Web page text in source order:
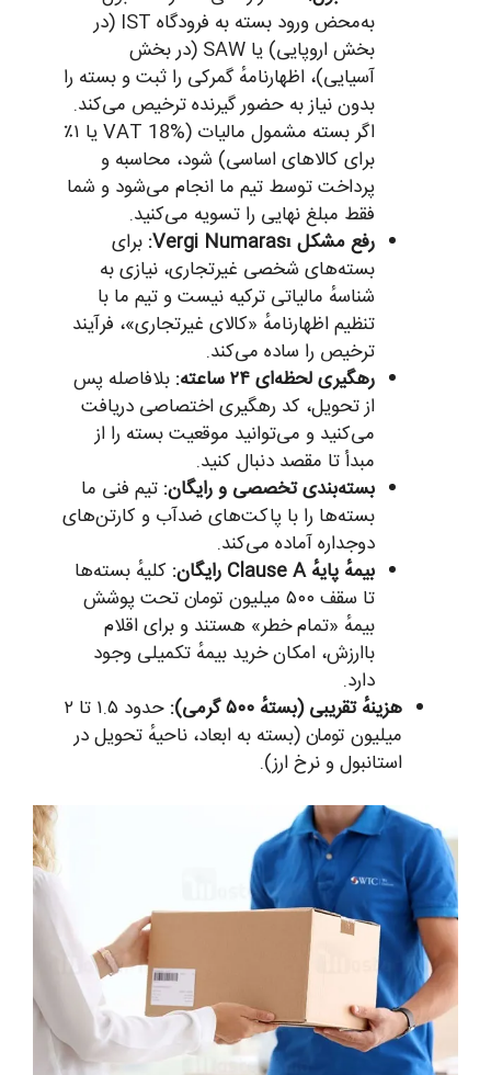
به‌محض ورود بسته به فرودگاه IST (در
بخش اروپایی) یا SAW (در بخش
آسیایی)، اظهارنامهٔ گمرکی را ثبت و بسته را
بدون نیاز به حضور گیرنده ترخیص می‌کند.
اگر بسته مشمول مالیات (VAT 18% یا ۱٪
برای کالاهای اساسی) شود، محاسبه و
پرداخت توسط تیم ما انجام می‌شود و شما
فقط مبلغ نهایی را تسویه می‌کنید.
رفع مشکل Vergi Numarası:
برای
بسته‌های شخصی غیرتجاری، نیازی به
شناسهٔ مالیاتی ترکیه نیست و تیم ما با
تنظیم اظهارنامهٔ «کالای غیرتجاری»، فرآیند
ترخیص را ساده می‌کند.
رهگیری لحظه‌ای ۲۴ ساعته:
بلافاصله پس
از تحویل، کد رهگیری اختصاصی دریافت
می‌کنید و می‌توانید موقعیت بسته را از
مبدأ تا مقصد دنبال کنید.
بسته‌بندی تخصصی و رایگان: تیم فنی ما
بسته‌ها را با پاکت‌های ضدآب و کارتن‌های
دوجداره آماده می‌کند.
بیمهٔ پایهٔ Clause A رایگان:
کلیهٔ بسته‌ها
تا سقف ۵۰۰ میلیون تومان تحت پوشش
بیمهٔ «تمام خطر» هستند و برای اقلام
باارزش، امکان خرید بیمهٔ تکمیلی وجود
دارد.
هزینهٔ تقریبی (بستهٔ ۵۰۰ گرمی):
حدود ۱.۵ تا ۲
میلیون تومان (بسته به ابعاد، ناحیهٔ تحویل در
استانبول و نرخ ارز).